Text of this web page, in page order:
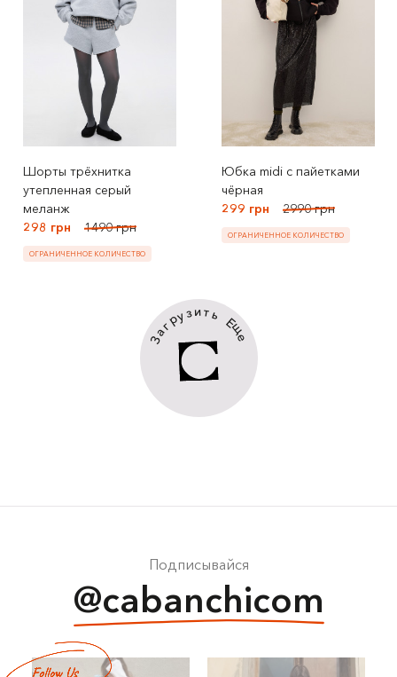
Шорты трёхнитка
утепленная серый
меланж
298 грн
1490 грн
ОГРАНИЧЕННОЕ КОЛИЧЕСТВО
Юбка midi с пайетками
чёрная
299 грн
2990 грн
ОГРАНИЧЕННОЕ КОЛИЧЕСТВО
З
а
гру зить Е
щ
е
Подписывайся
@cabanchicom